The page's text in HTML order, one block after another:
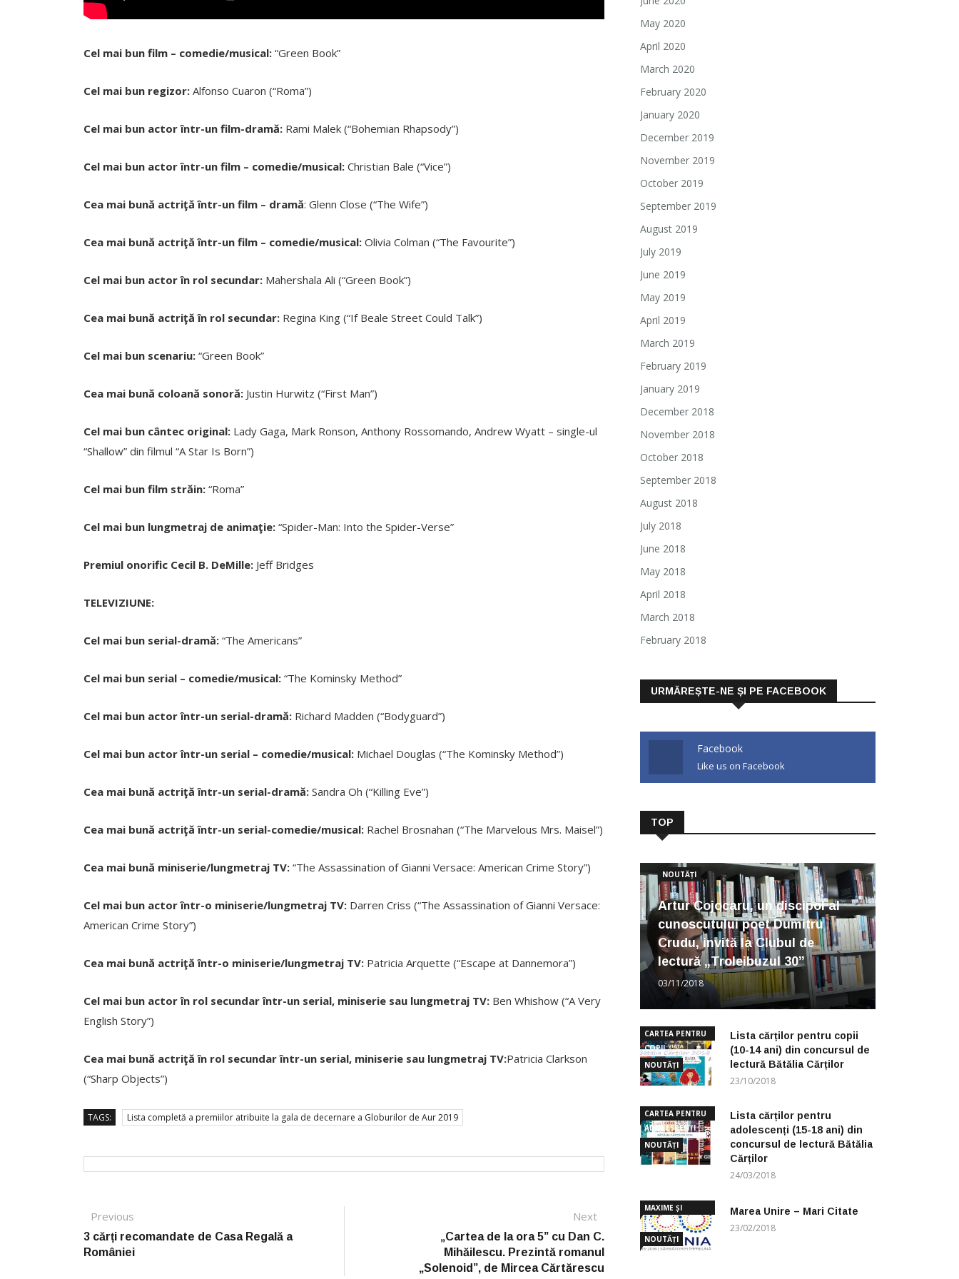
Cel mai bun film – comedie/musical: “Green Book”
Cel mai bun regizor: Alfonso Cuaron (“Roma”)
Cel mai bun actor într-un film-dramă: Rami Malek (“Bohemian Rhapsody”)
Cel mai bun actor într-un film – comedie/musical: Christian Bale (“Vice”)
Cea mai bună actriţă într-un film – dramă: Glenn Close (“The Wife”)
Cea mai bună actriţă într-un film – comedie/musical: Olivia Colman (“The Favourite”)
Cel mai bun actor în rol secundar: Mahershala Ali (“Green Book”)
Cea mai bună actriţă în rol secundar: Regina King (“If Beale Street Could Talk”)
Cel mai bun scenariu: “Green Book”
Cea mai bună coloană sonoră: Justin Hurwitz (“First Man”)
Cel mai bun cântec original: Lady Gaga, Mark Ronson, Anthony Rossomando, Andrew Wyatt – single-ul
“Shallow” din filmul “A Star Is Born”)
Cel mai bun film străin: “Roma”
Cel mai bun lungmetraj de animaţie: “Spider-Man: Into the Spider-Verse”
Premiul onorific Cecil B. DeMille: Jeff Bridges
TELEVIZIUNE:
Cel mai bun serial-dramă: “The Americans”
Cel mai bun serial – comedie/musical: “The Kominsky Method”
Cel mai bun actor într-un serial-dramă: Richard Madden (“Bodyguard”)
Cel mai bun actor într-un serial – comedie/musical: Michael Douglas (“The Kominsky Method”)
Cea mai bună actriţă într-un serial-dramă: Sandra Oh (“Killing Eve”)
Cea mai bună actriţă într-un serial-comedie/musical: Rachel Brosnahan (“The Marvelous Mrs. Maisel”)
Cea mai bună miniserie/lungmetraj TV: “The Assassination of Gianni Versace: American Crime Story”)
Cel mai bun actor într-o miniserie/lungmetraj TV: Darren Criss (“The Assassination of Gianni Versace:
American Crime Story”)
Cea mai bună actriţă într-o miniserie/lungmetraj TV: Patricia Arquette (“Escape at Dannemora”)
Cel mai bun actor în rol secundar într-un serial, miniserie sau lungmetraj TV: Ben Whishow (“A Very
English Story”)
Cea mai bună actriţă în rol secundar într-un serial, miniserie sau lungmetraj TV:Patricia Clarkson
(“Sharp Objects”)
TAGS: Lista completă a premiilor atribuite la gala de decernare a Globurilor de Aur 2019
Post navigation
Previous
3 cărți recomandate de Casa Regală a
României
Next
„Cartea de la ora 5” cu Dan C.
Mihăilescu. Prezintă romanul
„Solenoid”, de Mircea Cărtărescu
May 2020
April 2020
March 2020
February 2020
January 2020
December 2019
November 2019
October 2019
September 2019
August 2019
July 2019
June 2019
May 2019
April 2019
March 2019
February 2019
January 2019
December 2018
November 2018
October 2018
September 2018
August 2018
July 2018
June 2018
May 2018
April 2018
March 2018
February 2018
URMĂREȘTE-NE ȘI PE FACEBOOK
Facebook
Like us on Facebook
TOP
NOUTĂȚI
Artur Cojocaru, un discipol al
cunoscutului poet Dumitru
Crudu, invită la Clubul de
lectură „Troleibuzul 30”
03/11/2018
CARTEA PENTRU
COPII
NOUTĂȚI
Lista cărților pentru copii
(10-14 ani) din concursul de
lectură Bătălia Cărților
23/10/2018
CARTEA PENTRU
ADOLESCENȚI
NOUTĂȚI
Lista cărților pentru
adolescenți (15-18 ani) din
concursul de lectură Bătălia
Cărților
24/03/2018
MAXIME ȘI
CUGETĂRI
NOUTĂȚI
Marea Unire – Mari Citate
23/02/2018